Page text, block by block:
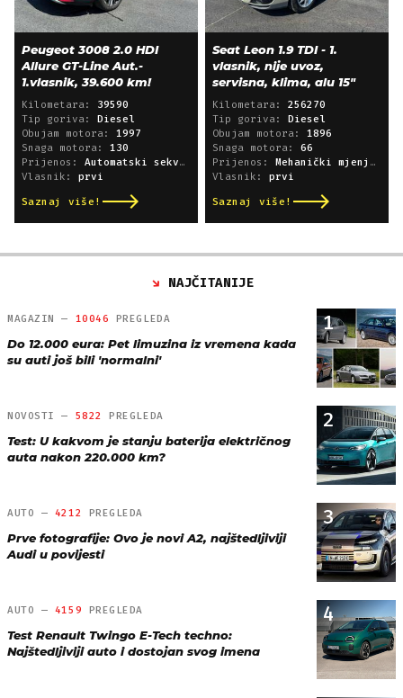
Peugeot 3008 2.0 HDI
Allure GT-Line Aut.-
1.vlasnik, 39.600 km!
Kilometara: 39590
Tip goriva:
Diesel
Obujam motora: 1997
Snaga motora: 130
Prijenos: Automatski sekvencijski
Vlasnik: prvi
Saznaj više!
Seat Leon 1.9 TDI - 1.
vlasnik, nije uvoz,
servisna, klima, alu 15"
Kilometara: 256270
Tip goriva:
Diesel
Obujam motora: 1896
Snaga motora: 66
Prijenos:
Mehanički mjenjač
Vlasnik: prvi
Saznaj više!
NAJČITANIJE
1
MAGAZIN — 10046 PREGLEDA
Do 12.000 eura: Pet limuzina iz vremena kada
su auti još bili 'normalni'
2
NOVOSTI — 5822 PREGLEDA
Test: U kakvom je stanju baterija električnog
auta nakon 220.000 km?
3
AUTO — 4212 PREGLEDA
Prve fotografije: Ovo je novi A2, najštedljiviji
Audi u povijesti
4
AUTO — 4159 PREGLEDA
Test Renault Twingo E-Tech techno:
Najštedljiviji auto i dostojan svog imena